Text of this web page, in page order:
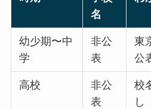
名
幼少期〜中
学
非公
表
東
公
高校
非公
表
校
し